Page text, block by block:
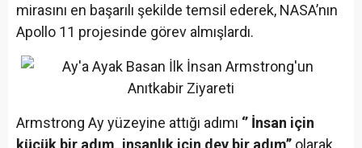
mirasını en başarılı şekilde temsil ederek, NASA’nın
Apollo 11 projesinde görev almışlardı.
Armstrong Ay yüzeyine attığı adımı ‘’ İnsan için
küçük bir adım, insanlık için dev bir adım’’ olarak